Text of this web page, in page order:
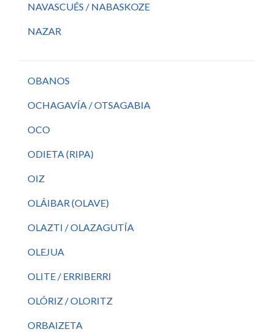
NAVASCUÉS / NABASKOZE
NAZAR
OBANOS
OCHAGAVÍA / OTSAGABIA
OCO
ODIETA (RIPA)
OIZ
OLÁIBAR (OLAVE)
OLAZTI / OLAZAGUTÍA
OLEJUA
OLITE / ERRIBERRI
OLÓRIZ / OLORITZ
ORBAIZETA